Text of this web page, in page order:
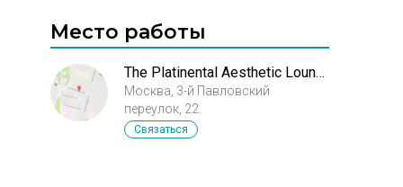
Место работы
The Platinental Aesthetic Lounge Москва
Москва, 3-й Павловский
переулок, 22.
Связаться